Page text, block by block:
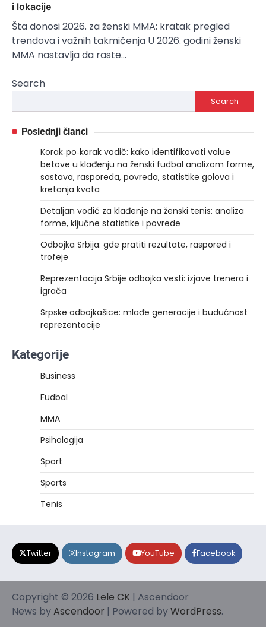
i lokacije
Šta donosi 2026. za ženski MMA: kratak pregled
trendova i važnih takmičenja U 2026. godini ženski
MMA nastavlja da raste…
Search
Search
Poslednji članci
Korak‑po‑korak vodič: kako identifikovati value
betove u klađenju na ženski fudbal analizom forme,
sastava, rasporeda, povreda, statistike golova i
kretanja kvota
Detaljan vodič za klađenje na ženski tenis: analiza
forme, ključne statistike i povrede
Odbojka Srbija: gde pratiti rezultate, raspored i
trofeje
Reprezentacija Srbije odbojka vesti: izjave trenera i
igrača
Srpske odbojkašice: mlađe generacije i budućnost
reprezentacije
Kategorije
Business
Fudbal
MMA
Psihologija
Sport
Sports
Tenis
Twitter Instagram YouTube Facebook
Copyright © 2026 Lele CK | Ascendoor
News byAscendoor | Powered byWordPress.